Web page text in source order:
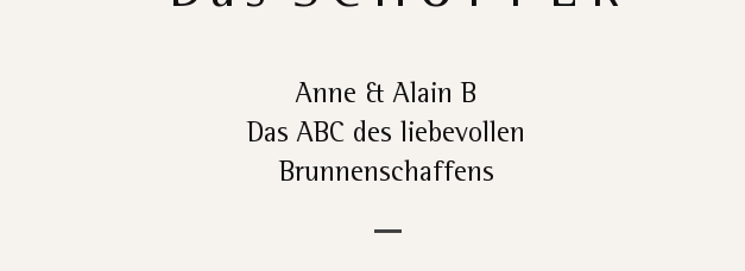
Anne & Alain B
Das ABC des liebevollen
Brunnenschaffens